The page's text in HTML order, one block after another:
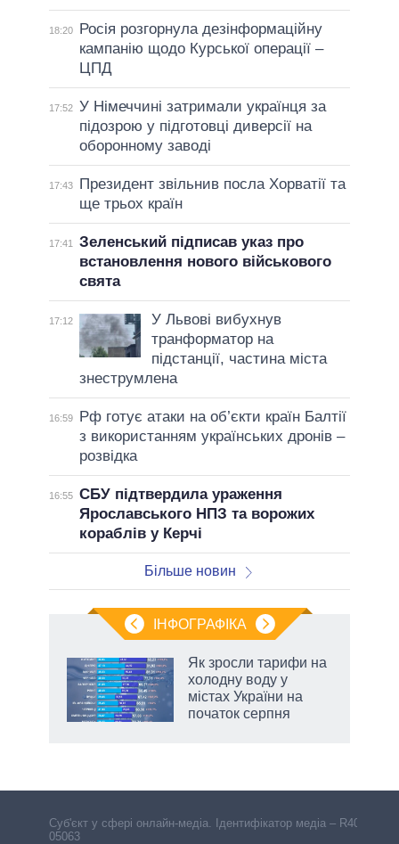
18:20
Росія розгорнула дезінформаційну
кампанію щодо Курської операції –
ЦПД
17:52 У Німеччині затримали українця за
підозрою у підготовці диверсії на
оборонному заводі
17:43
Президент звільнив посла Хорватії та
ще трьох країн
17:41
Зеленський підписав указ про
встановлення нового військового
свята
17:12
У Львові вибухнув
транформатор на
підстанції, частина міста
знеструмлена
16:59
Рф готує атаки на об’єкти країн Балтії
з використанням українських дронів –
розвідка
16:55 СБУ підтвердила ураження
Ярославського НПЗ та ворожих
кораблів у Керчі
Більше новин
ІНФОГРАФІКА
Як зросли тарифи на
холодну воду у
містах України на
початок серпня
Cуб'єкт у сфері онлайн-медіа. Ідентифікатор медіа – R40-
05063